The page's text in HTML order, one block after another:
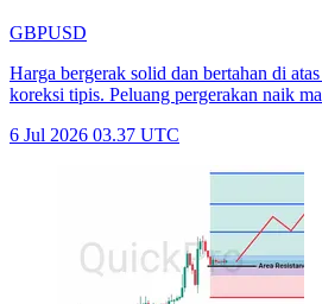
GBPUSD
Harga bergerak solid dan bertahan di
koreksi tipis. Peluang pergerakan naik
6 Jul 2026 03.37 UTC